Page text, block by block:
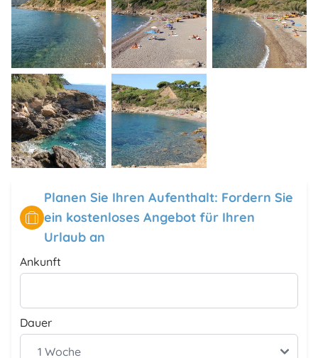
Planen Sie Ihren Aufenthalt: Fordern Sie
ein kostenloses Angebot für Ihren
Urlaub an
Ankunft
Dauer